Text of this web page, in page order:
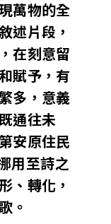
萬物的全
述片段，
在刻意留
賦予，有
多，意義
通往未
安原住民
用至詩之
、轉化，
。